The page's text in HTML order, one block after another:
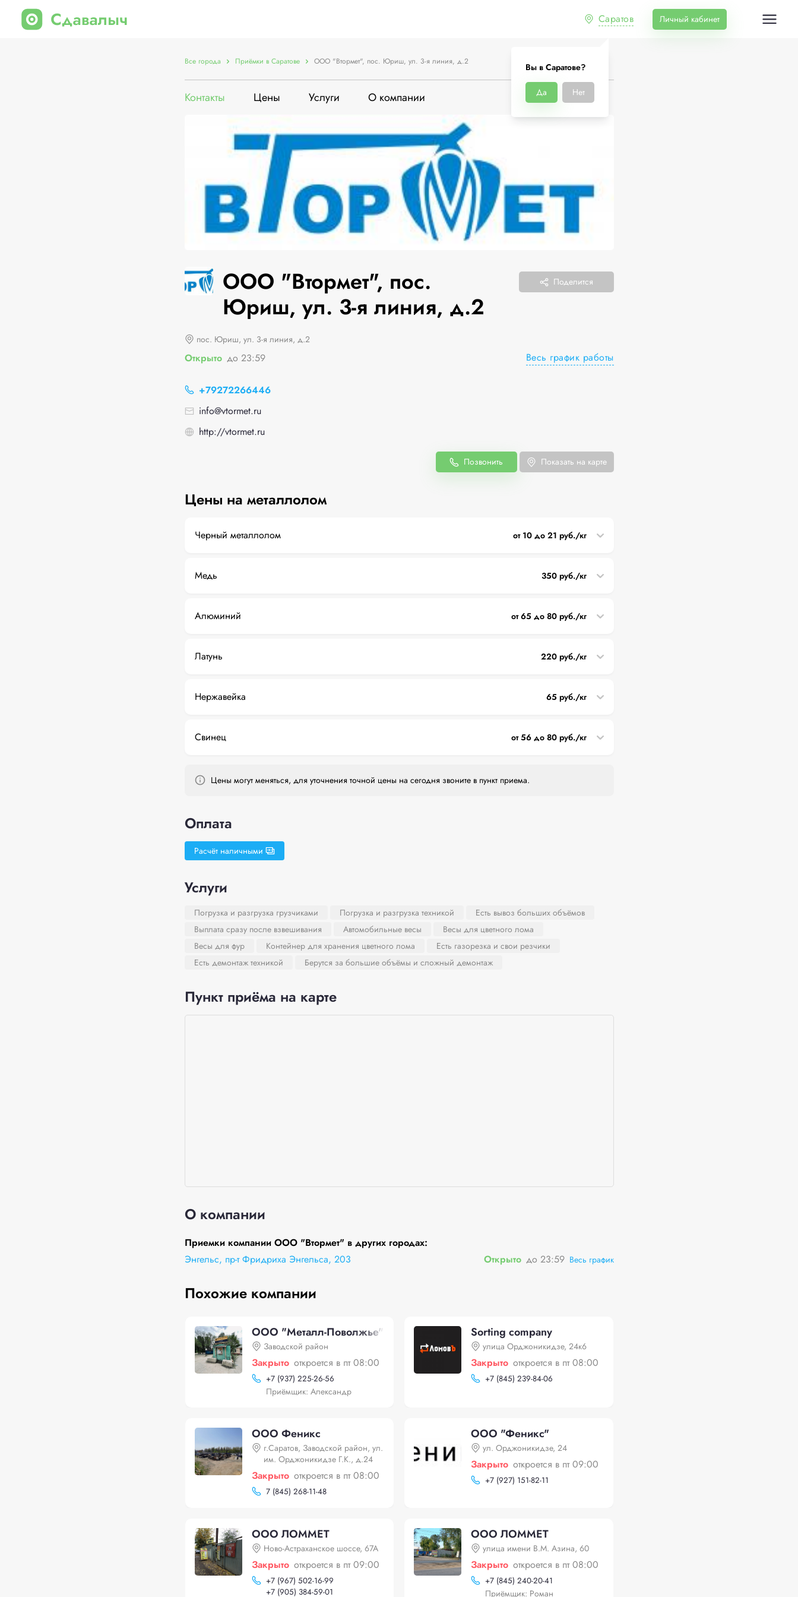
Саратов
Вы в Саратове?
Да Нет
Личный кабинет
Все города Приёмки в Саратове ООО "Втормет", пос. Юриш, ул. 3-я линия, д.2
Контакты Цены Услуги О компании
ООО "Втормет", пос.
Юриш, ул. 3-я линия, д.2
Поделится
пос. Юриш, ул. 3-я линия, д.2
Открыто до 23:59 Весь график работы
+79272266446
info@vtormet.ru
http://vtormet.ru
Позвонить Показать на карте
Цены на металлолом
Черный металлолом от 10 до 21 руб./кг
Медь 350 руб./кг
Алюминий от 65 до 80 руб./кг
Латунь 220 руб./кг
Нержавейка 65 руб./кг
Свинец от 56 до 80 руб./кг
Цены могут меняться, для уточнения точной цены на сегодня звоните в пункт приема.
Оплата
Расчёт наличными
Услуги
Погрузка и разгрузка грузчиками Погрузка и разгрузка техникой
Есть вывоз больших объёмов
Выплата сразу после взвешивания
Автомобильные весы
Весы для цветного лома
Весы для фур
Контейнер для хранения цветного лома
Есть газорезка и свои резчики
Есть демонтаж техникой
Берутся за большие объёмы и сложный демонтаж
Пункт приёма на карте
О компании
Приемки компании ООО "Втормет" в других городах:
Энгельс, пр-т Фридриха Энгельса, 203
Открыто до 23:59 Весь график
Похожие компании
ООО "Металл-Поволжье"
Заводской район
Закрыто откроется в пт 08:00
+7 (937) 225-26-56
Приёмщик: Александр
Sorting company
улица Орджоникидзе, 24к6
Закрыто откроется в пт 08:00
+7 (845) 239-84-06
ООО Феникс
г.Саратов, Заводской район, ул.
им. Орджоникидзе Г.К., д.24
Закрыто откроется в пт 08:00
7 (845) 268-11-48
ООО "Феникс"
ул. Орджоникидзе, 24
Закрыто откроется в пт 09:00
+7 (927) 151-82-11
ООО ЛОММЕТ
Ново-Астраханское шоссе, 67А
Закрыто откроется в пт 09:00
+7 (967) 502-16-99
+7 (905) 384-59-01
ООО ЛОММЕТ
улица имени В.М. Азина, 60
Закрыто откроется в пт 08:00
+7 (845) 240-20-41
Приёмщик: Роман